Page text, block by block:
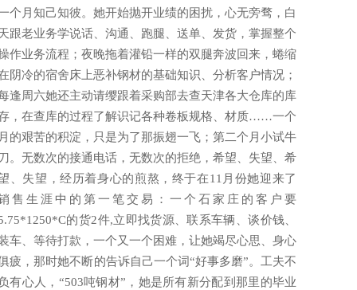
个月知己知彼。她开始抛开业绩的困扰，心无旁骛，白
跟老业务学说话、沟通、跑腿、送单、发货，掌握整个
作业务流程；夜晚拖着灌铅一样的双腿奔波回来，蜷缩
阴冷的宿舍床上恶补钢材的基础知识、分析客户情况；
逢周六她还主动请缨跟着采购部去查天津各大仓库的库
，在查库的过程了解识记各种卷板规格、材质……一个
的艰苦的积淀，只是为了那振翅一飞；第二个月小试牛
。无数次的接通电话，无数次的拒绝，希望、失望、希
、失望，经历着身心的煎熬，终于在11月份她迎来了
售生涯中的第一笔交易：一个石家庄的客户要
的货2件,立即找货源、联系车辆、谈价钱、
车、等待打款，一个又一个困难，让她竭尽心思、身心
疲，那时她不断的告诉自己一个词“好事多磨”。工夫不
有心人，“503吨钢材”，她是所有新分配到那里的毕业